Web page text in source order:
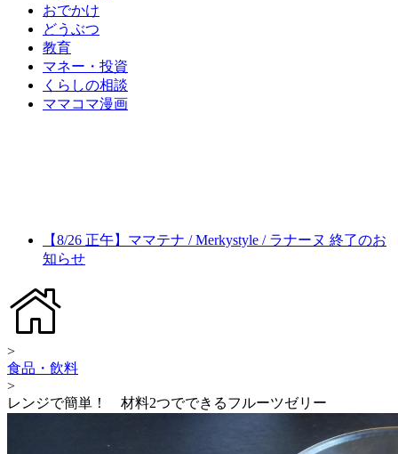
おでかけ
どうぶつ
教育
マネー・投資
くらしの相談
ママコマ漫画
【8/26 正午】ママテナ / Merkystyle / ラナーヌ 終了のお
知らせ
>
食品・飲料
>
レンジで簡単！ 材料2つでできるフルーツゼリー